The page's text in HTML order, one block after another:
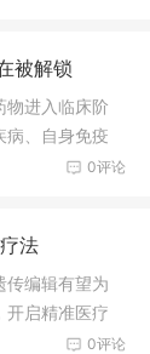
被解锁
物进入临床阶
病、自身免疫
0评论
法
传编辑有望为
开启精准医疗
0评论